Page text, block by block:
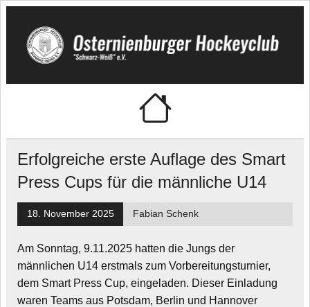
Skip
content
🏑 Osternienburger
Hockeyclub
Erfolgreiche erste Auflage des Smart
Press Cups für die männliche U14
18. November 2025 Fabian Schenk
Am Sonntag, 9.11.2025 hatten die Jungs der
männlichen U14 erstmals zum Vorbereitungsturnier,
dem Smart Press Cup, eingeladen. Dieser Einladung
waren Teams aus Potsdam, Berlin und Hannover